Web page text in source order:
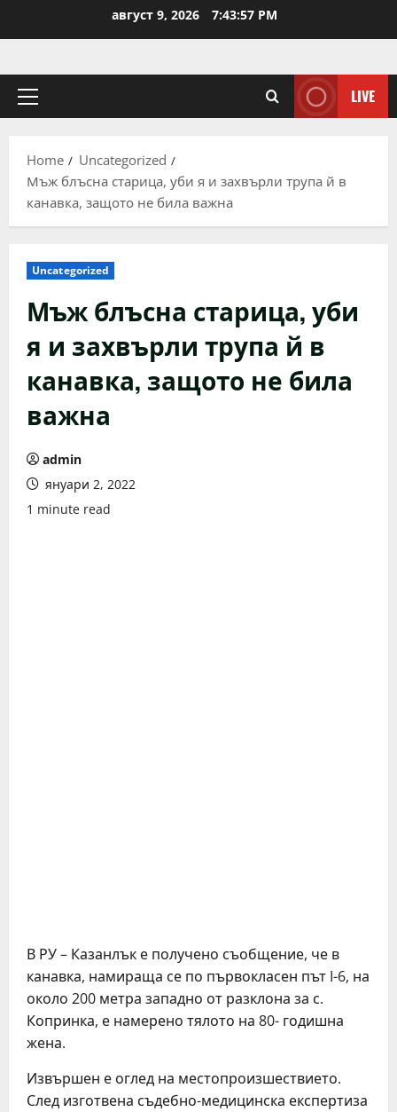
август 9, 2026 7:43:57 PM
Primary
LIVE
Home
Uncategorized
Мъж блъсна старица, уби я и захвърли трупа й в
канавка, защото не била важна
Uncategorized
Мъж блъсна старица, уби
я и захвърли трупа й в
канавка, защото не била
важна
admin
януари 2, 2022
1 minute read
В РУ – Казанлък е получено съобщение, че в
канавка, намираща се по първокласен път I-6, на
около 200 метра западно от разклона за с.
Копринка, е намерено тялото на 80- годишна
жена.
Извършен е оглед на местопроизшествието.
След изготвена съдебно-медицинска експертиза